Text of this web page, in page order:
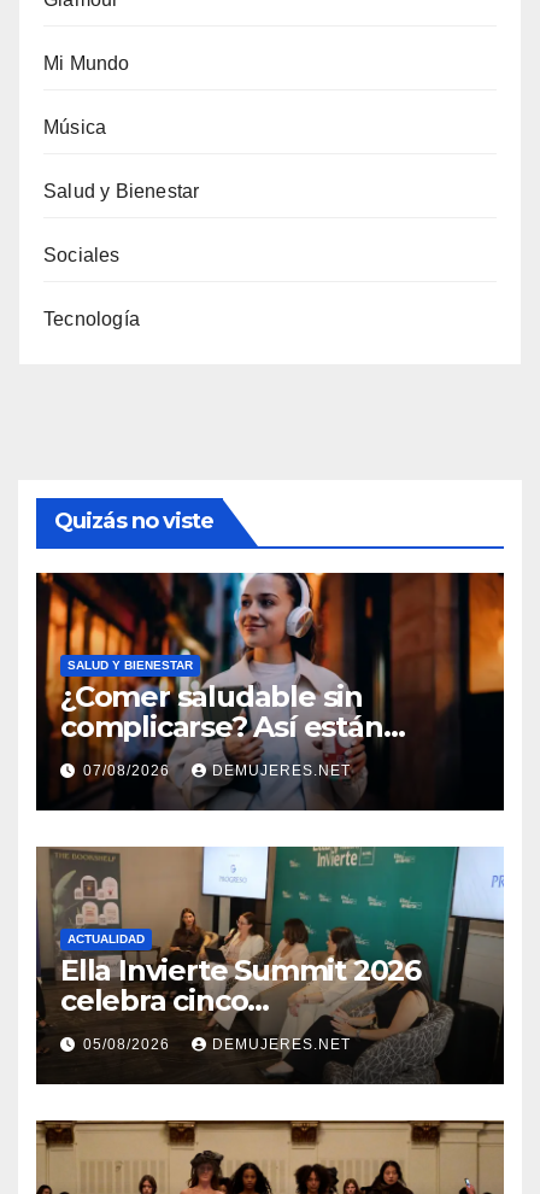
Mi Mundo
Música
Salud y Bienestar
Sociales
Tecnología
Quizás no viste
SALUD Y BIENESTAR
¿Comer saludable sin
complicarse? Así están
cambiando sus hábitos las
nuevas generaciones
07/08/2026 DEMUJERES.NET
ACTUALIDAD
Ella Invierte Summit 2026
celebra cinco
añosimpulsando a las
mujeres a construir su
independencia financiera
05/08/2026 DEMUJERES.NET